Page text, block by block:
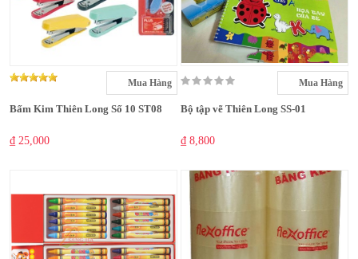
Mua Hàng
Bấm Kim Thiên Long Số 10 ST08
₫ 25,000
Mua Hàng
Bộ tập vẽ Thiên Long SS-01
₫ 8,800